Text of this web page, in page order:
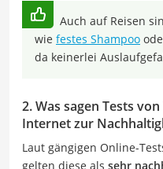
Auch auf Reisen
wie festes Shampoo
da keinerlei
2. Was sagen Tests
Internet zur
Laut gängigen Online-
gelten diese als sehr